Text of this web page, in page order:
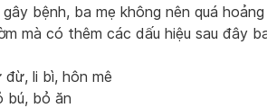
gây bệnh, ba mẹ không nên quá
mà có thêm các dấu hiệu sau đây
đừ, li bì, hôn mê
bú, bỏ ăn